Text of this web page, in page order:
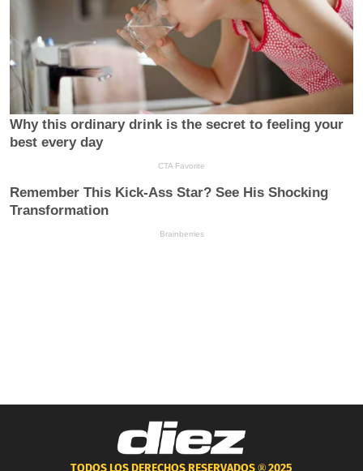
TODOS LOS DERECHOS RESERVADOS ®2025